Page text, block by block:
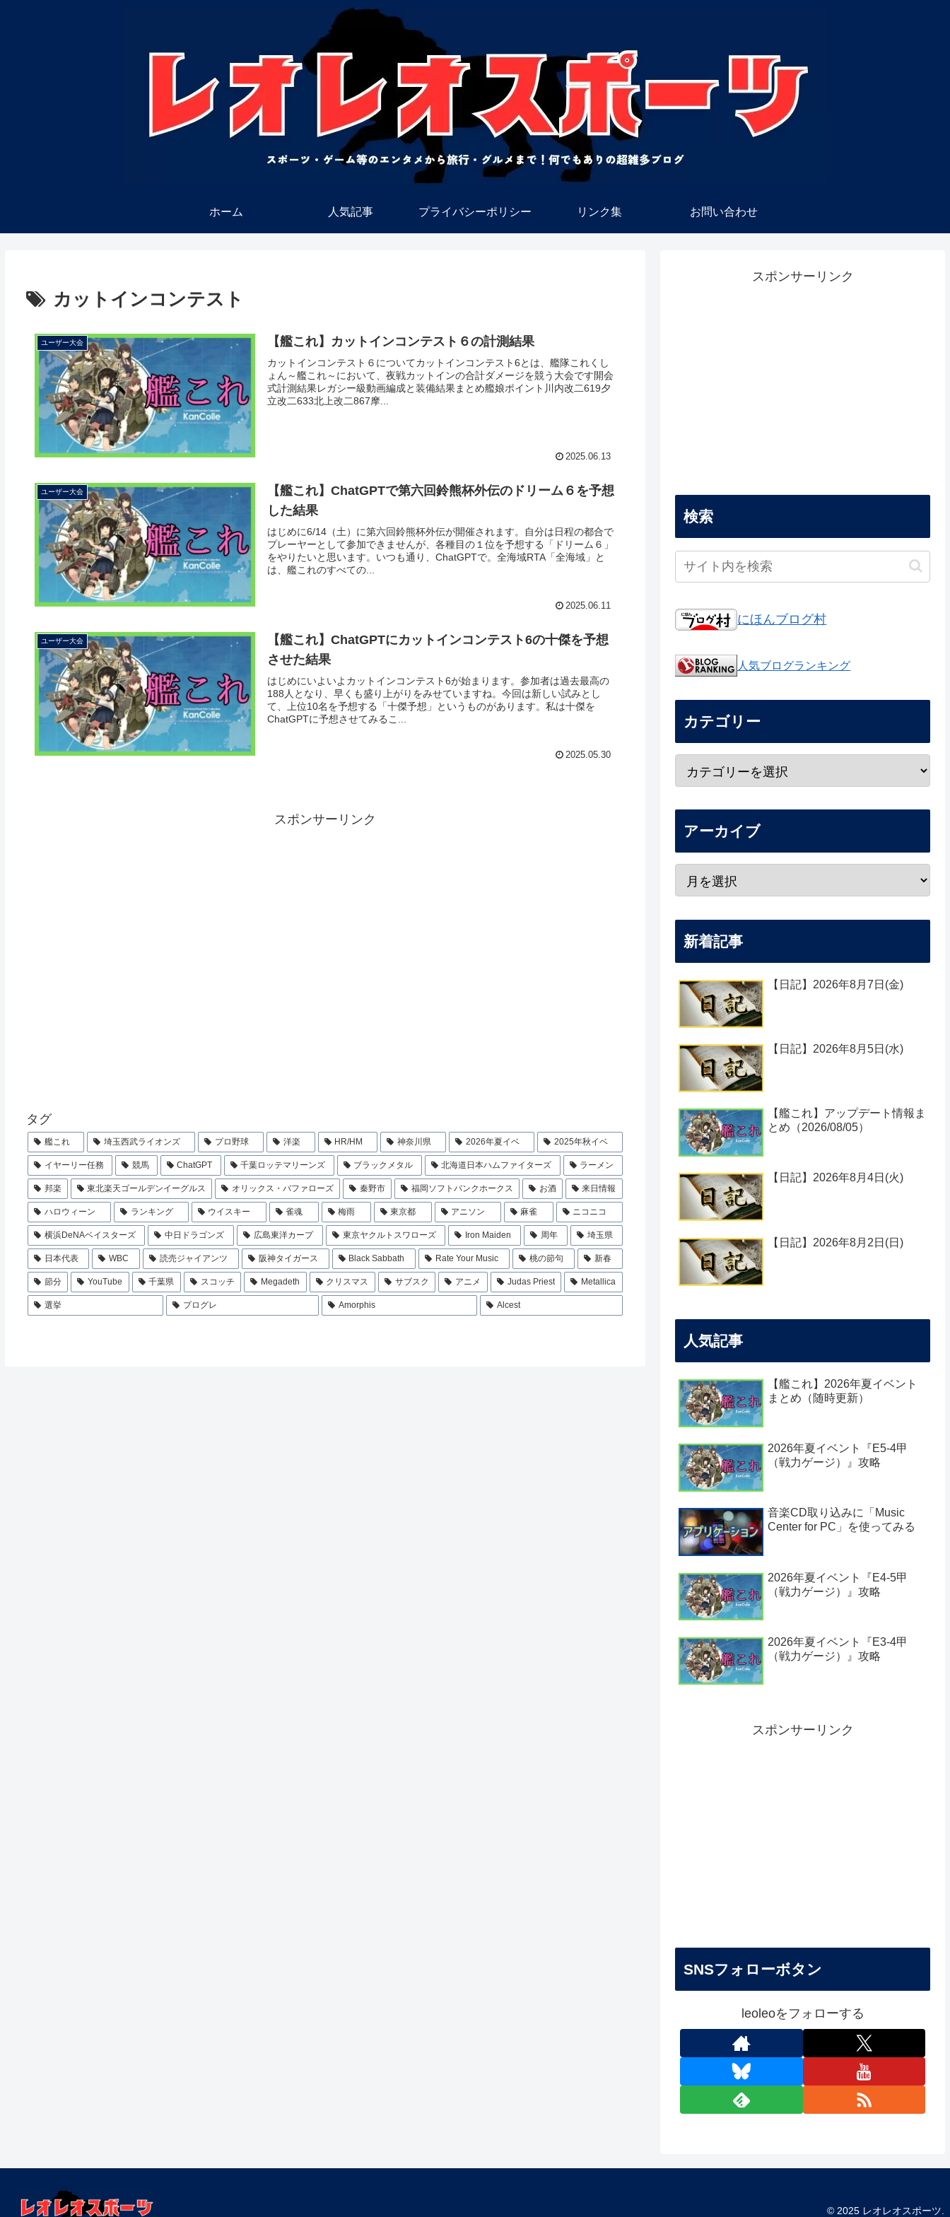
ホーム 人気記事 プライバシーポリシー リンク集 お問い合わせ
カットインコンテスト
ユーザー大会 【艦これ】カットインコンテスト６の計測結果
カットインコンテスト６についてカットインコンテスト6とは、艦隊これくし
ょん～艦これ～において、夜戦カットインの合計ダメージを競う大会です開会
式計測結果レガシー級動画編成と装備結果まとめ艦娘ポイント川内改二619夕
立改二633北上改二867摩...
2025.06.13
ユーザー大会
【艦これ】ChatGPTで第六回鈴熊杯外伝のドリーム６を予想
した結果
はじめに6/14（土）に第六回鈴熊杯外伝が開催されます。自分は日程の都合で
プレーヤーとして参加できませんが、各種目の１位を予想する「ドリーム６」
をやりたいと思います。いつも通り、ChatGPTで。全海域RTA「全海域」と
は、艦これのすべての...
2025.06.11
ユーザー大会
【艦これ】ChatGPTにカットインコンテスト6の十傑を予想
させた結果
はじめにいよいよカットインコンテスト6が始まります。参加者は過去最高の
188人となり、早くも盛り上がりをみせていますね。今回は新しい試みとし
て、上位10名を予想する「十傑予想」というものがあります。私は十傑を
ChatGPTに予想させてみるこ...
2025.05.30
スポンサーリンク
タグ
艦これ 埼玉西武ライオンズ プロ野球 洋楽 HR/HM 神奈川県 2026年夏イベ 2025年秋イベ
イヤーリー任務 競馬 ChatGPT 千葉ロッテマリーンズ ブラックメタル 北海道日本ハムファイターズ ラーメン
邦楽 東北楽天ゴールデンイーグルス オリックス・バファローズ 秦野市 福岡ソフトバンクホークス お酒 来日情報
ハロウィーン ランキング ウイスキー 雀魂 梅雨 東京都 アニソン 麻雀 ニコニコ
横浜DeNAベイスターズ 中日ドラゴンズ 広島東洋カープ 東京ヤクルトスワローズ Iron Maiden 周年 埼玉県
日本代表 WBC 読売ジャイアンツ 阪神タイガース Black Sabbath Rate Your Music 桃の節句 新春
節分 YouTube 千葉県 スコッチ Megadeth クリスマス サブスク アニメ Judas Priest Metallica
選挙 プログレ Amorphis Alcest
スポンサーリンク
検索
にほんブログ村
人気ブログランキング
カテゴリー
アーカイブ
新着記事
【日記】2026年8月7日(金)
【日記】2026年8月5日(水)
【艦これ】アップデート情報ま
とめ（2026/08/05）
【日記】2026年8月4日(火)
【日記】2026年8月2日(日)
人気記事
【艦これ】2026年夏イベント
まとめ（随時更新）
2026年夏イベント『E5-4甲
（戦力ゲージ）』攻略
音楽CD取り込みに「Music
Center for PC」を使ってみる
2026年夏イベント『E4-5甲
（戦力ゲージ）』攻略
2026年夏イベント『E3-4甲
（戦力ゲージ）』攻略
スポンサーリンク
SNSフォローボタン
leoleoをフォローする
© 2025 レオレオスポーツ.